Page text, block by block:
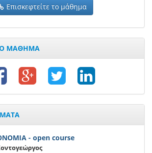
Επισκεφτείτε το μάθημα
ΜΑΘΗΜΑ
- open course